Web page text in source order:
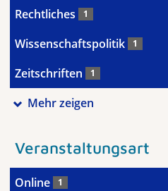
Rechtliches 1
Wissenschaftspolitik 1
Zeitschriften 1
Mehr zeigen
Veranstaltungsart
Online 1